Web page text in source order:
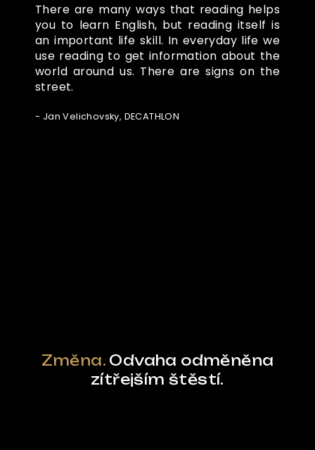
There are many ways that reading helps
you to learn English, but reading itself is
an important life skill. In everyday life we
use reading to get information about the
world around us. There are signs on the
street.
- Jan Velichovsky, DECATHLON
Změna. Odvaha odměněna
zítřejším štěstí.